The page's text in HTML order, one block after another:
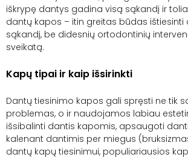
iškrypę dantys gadina visą sąkandį ir
dantų kapos – itin greitas būdas ištiesinti
sąkandį, be didesnių ortodontinių
sveikatą.
Kapų tipai ir kaip išsirinkti
Dantų tiesinimo kapos gali spręsti ne tik
problemas, o ir naudojamos labiau
išsibalinti dantis kapomis, apsaugoti
kalenant dantimis per miegus
dantų kapų tiesinimui, populiariausios